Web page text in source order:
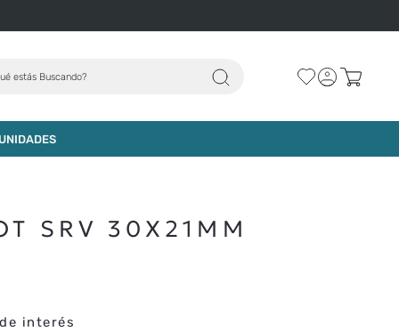
estás Buscando?
AGREGAR AL CARRO
SRV 30X21MM
interés